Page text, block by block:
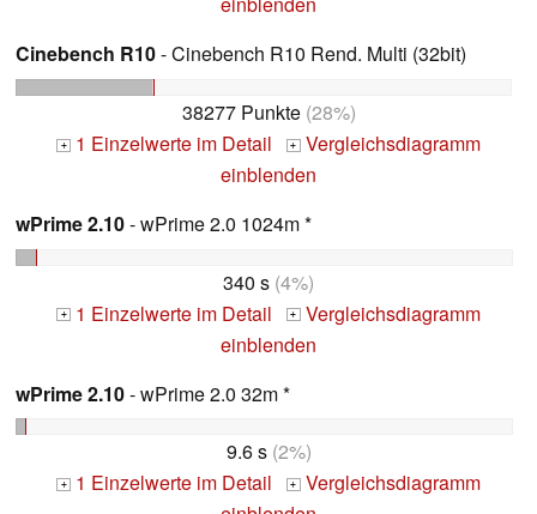
Cinebench R10- Cinebench R10 Rend. Multi (32bit)
38277 Punkte(28%)
+ 1 Einzelwerte im Detail + Vergleichsdiagramm
einblenden
wPrime 2.10- wPrime 2.0 1024m *
340 s (4%)
+ 1 Einzelwerte im Detail + Vergleichsdiagramm
einblenden
wPrime 2.10- wPrime 2.0 32m *
9.6 s(2%)
+ 1 Einzelwerte im Detail + Vergleichsdiagramm